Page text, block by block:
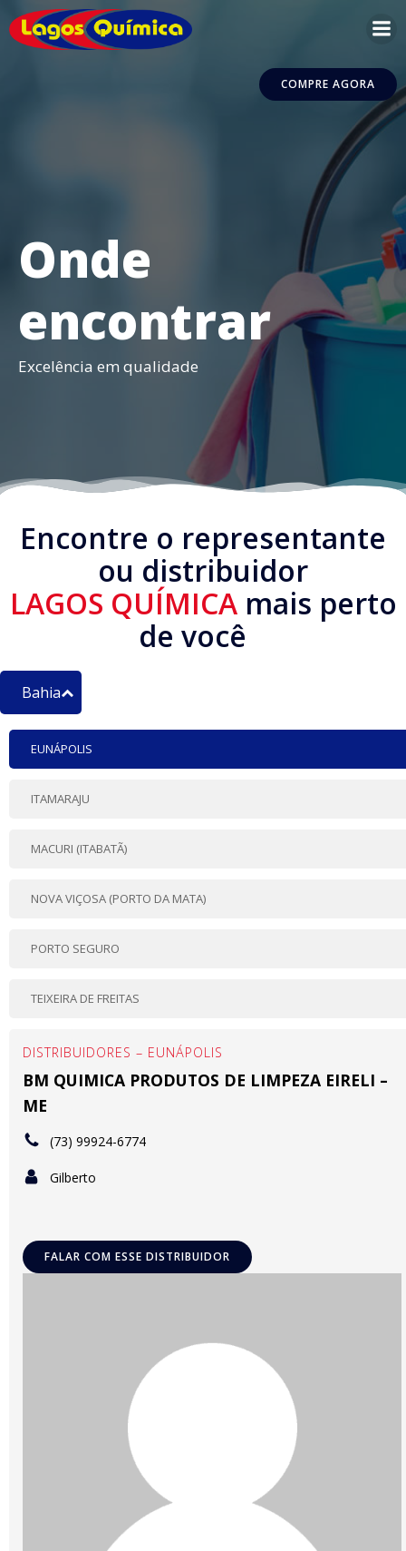
conteúdo
COMPRE AGORA
Onde
encontrar
Excelência em qualidade
Encontre o representante
ou distribuidor
LAGOS QUÍMICAmais perto
de você
Bahia
EUNÁPOLIS
ITAMARAJU
MACURI (ITABATÃ)
NOVA VIÇOSA (PORTO DA MATA)
PORTO SEGURO
TEIXEIRA DE FREITAS
DISTRIBUIDORES – EUNÁPOLIS
BM QUIMICA PRODUTOS DE LIMPEZA EIRELI –
ME
(73) 99924-6774
Gilberto
FALAR COM ESSE DISTRIBUIDOR